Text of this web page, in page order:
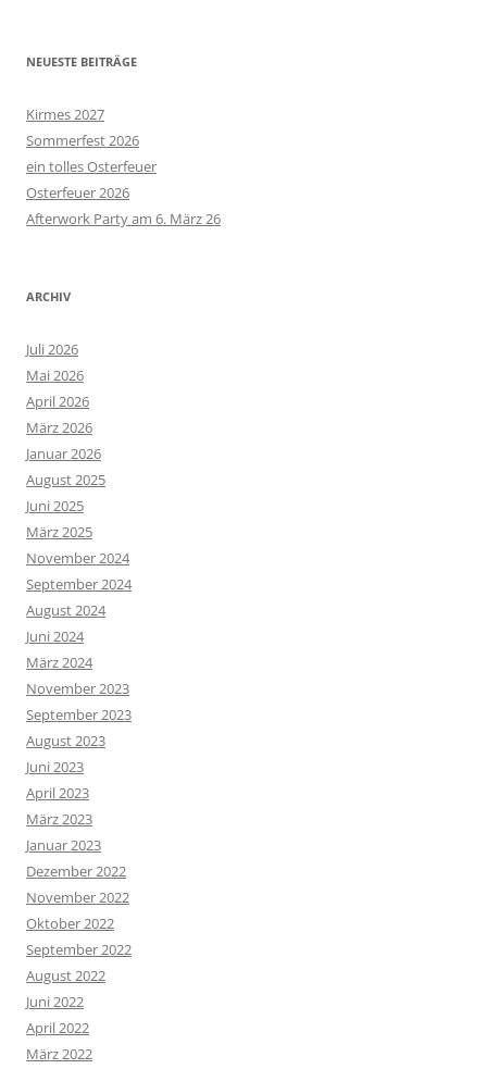
NEUESTE BEITRÄGE
Kirmes 2027
Sommerfest 2026
ein tolles Osterfeuer
Osterfeuer 2026
Afterwork Party am 6. März 26
ARCHIV
Juli 2026
Mai 2026
April 2026
März 2026
Januar 2026
August 2025
Juni 2025
März 2025
November 2024
September 2024
August 2024
Juni 2024
März 2024
November 2023
September 2023
August 2023
Juni 2023
April 2023
März 2023
Januar 2023
Dezember 2022
November 2022
Oktober 2022
September 2022
August 2022
Juni 2022
April 2022
März 2022